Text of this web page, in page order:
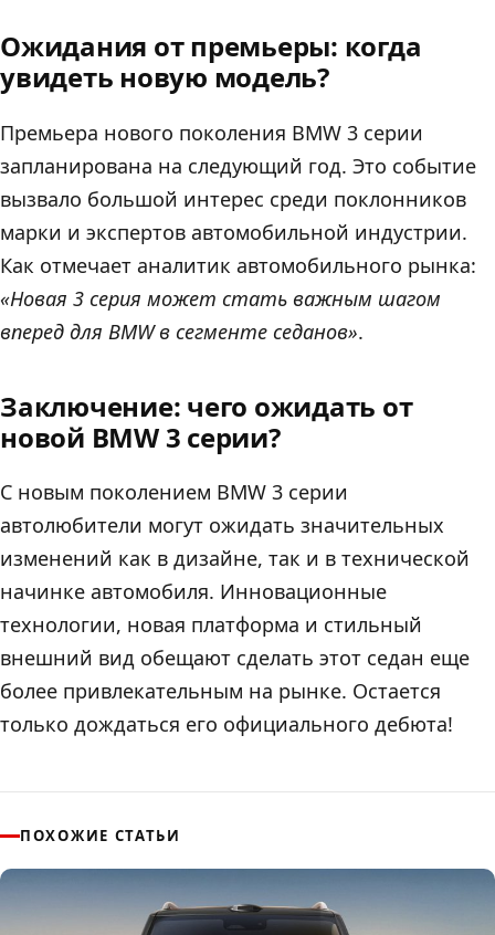
Ожидания от премьеры: когда
увидеть новую модель?
Премьера нового поколения BMW 3 серии
запланирована на следующий год. Это событие
вызвало большой интерес среди поклонников
марки и экспертов автомобильной индустрии.
Как отмечает аналитик автомобильного рынка:
«Новая 3 серия может стать важным шагом
вперед для BMW в сегменте седанов».
Заключение: чего ожидать от
новой BMW 3 серии?
С новым поколением BMW 3 серии
автолюбители могут ожидать значительных
изменений как в дизайне, так и в технической
начинке автомобиля. Инновационные
технологии, новая платформа и стильный
внешний вид обещают сделать этот седан еще
более привлекательным на рынке. Остается
только дождаться его официального дебюта!
ПОХОЖИЕ СТАТЬИ